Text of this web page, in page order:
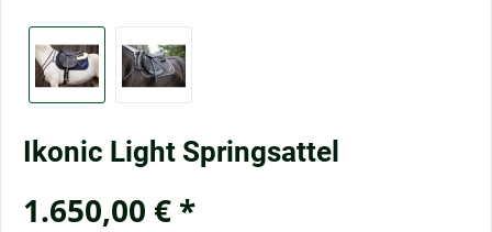
Ikonic Light Springsattel
1.650,00 € *